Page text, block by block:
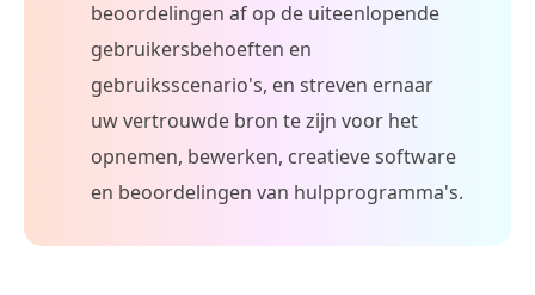
beoordelingen af op de uiteenlopende
gebruikersbehoeften en
gebruiksscenario's, en streven ernaar
uw vertrouwde bron te zijn voor het
opnemen, bewerken, creatieve software
en beoordelingen van hulpprogramma's.